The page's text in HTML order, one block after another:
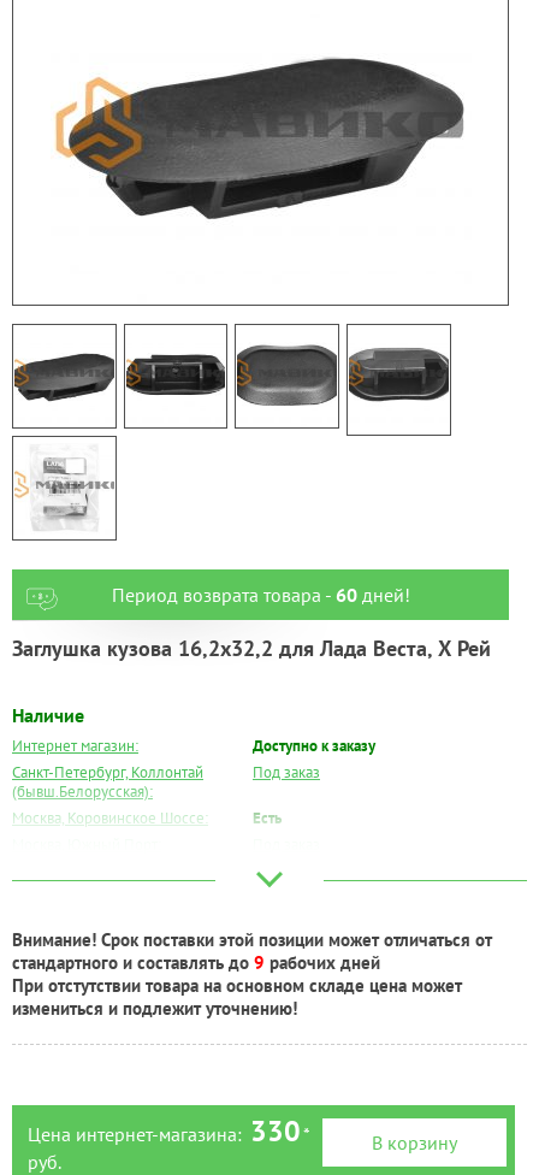
Период возврата товара - 60дней!
Заглушка кузова 16,2х32,2 для Лада Веста, Х Рей
Наличие
Интернет магазин:
Доступно к заказу
Санкт-Петербург, Коллонтай
(бывш.Белорусская):
Под заказ
Москва, Коровинское Шоссе:
Есть
Под заказ
Самара:
Под заказ
Тверь:
Есть
Тюмень:
Под заказ
Внимание! Срок поставки этой позиции может отличаться от
стандартного и составлять до 9 рабочих дней
При отстутствии товара на основном складе цена может
измениться и подлежит уточнению!
Цена интернет-магазина: 330*
руб.
В корзину